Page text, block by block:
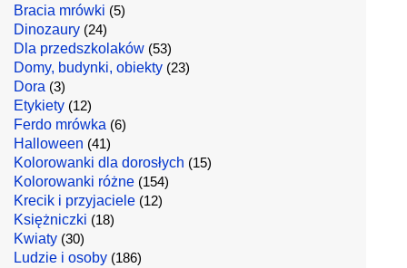
Bracia mrówki (5)
Dinozaury (24)
Dla przedszkolaków (53)
Domy, budynki, obiekty (23)
Dora (3)
Etykiety (12)
Ferdo mrówka (6)
Halloween (41)
Kolorowanki dla dorosłych (15)
Kolorowanki różne (154)
Krecik i przyjaciele (12)
Księżniczki (18)
Kwiaty (30)
Ludzie i osoby (186)